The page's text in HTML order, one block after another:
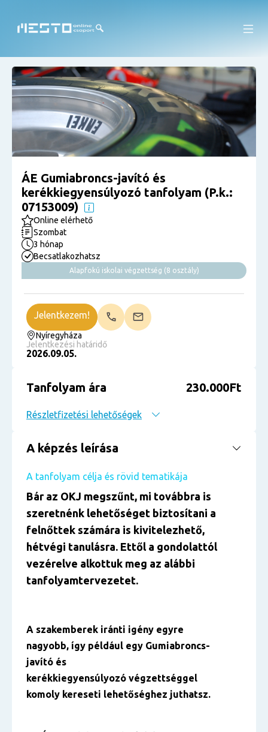
ÁE Gumiabroncs-javító és
kerékkiegyensúlyozó tanfolyam (P.k.:
07153009)
Online elérhető
Szombat
3 hónap
Becsatlakozhatsz
Alapfokú iskolai végzettség (8 osztály)
Nyíregyháza
Jelentkezési határidő
2026.09.05.
Jelentkezem!
Tanfolyam ára 230.000Ft
Részletfizetési lehetőségek
A képzés leírása
A tanfolyam célja és rövid tematikája
Bár az OKJ megszűnt, mi továbbra is
szeretnénk lehetőséget biztosítani a
felnőttek számára is kivitelezhető,
hétvégi tanulásra. Ettől a gondolattól
vezérelve alkottuk meg az alábbi
tanfolyamtervezetet.
A szakemberek iránti igény egyre
nagyobb, így például egy Gumiabroncs-
javító és
kerékkiegyensúlyozó végzettséggel
komoly kereseti lehetőséghez juthatsz.